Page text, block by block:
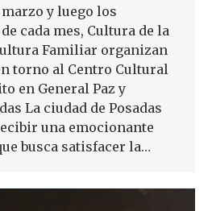
marzo y luego los
cada mes, Cultura de la
Familiar organizan
torno al Centro Cultural
en General Paz y
La ciudad de Posadas
una emocionante
busca satisfacer la…